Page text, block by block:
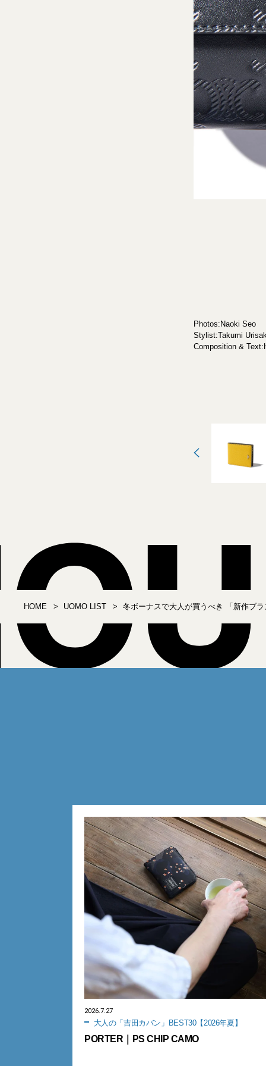
Photos:Naoki Seo
Stylist:Takumi
Composition &
HOME UOMO LIST 冬ボーナスで大人が買うべき 「新作ブ
2026.7.27
大人の「吉田カバン」BEST30【2026年夏】
PORTER｜PS CHIP CAMO